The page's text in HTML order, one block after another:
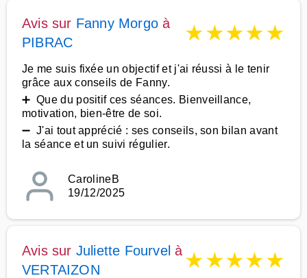
Avis sur Fanny Morgo à
PIBRAC
★★★★★
Je me suis fixée un objectif et j'ai réussi à le tenir
grâce aux conseils de Fanny.
➕ Que du positif ces séances. Bienveillance,
motivation, bien-être de soi.
➖ J'ai tout apprécié : ses conseils, son bilan avant
la séance et un suivi régulier.
CarolineB
19/12/2025
Avis sur Juliette Fourvel à
VERTAIZON
★★★★★